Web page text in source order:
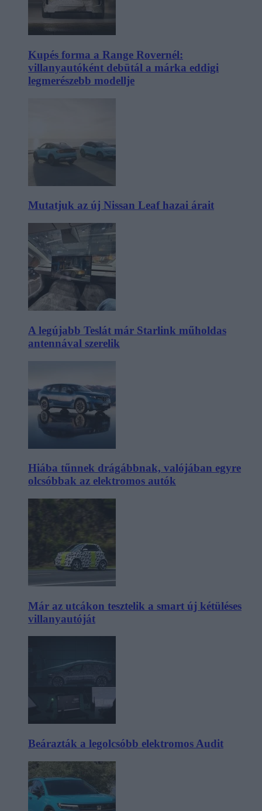
Kupés forma a Range Rovernél:
villanyautóként debütál a márka eddigi
legmerészebb modellje
Mutatjuk az új Nissan Leaf hazai árait
A legújabb Teslát már Starlink műholdas
antennával szerelik
Hiába tűnnek drágábbnak, valójában egyre
olcsóbbak az elektromos autók
Már az utcákon tesztelik a smart új kétüléses
villanyautóját
Beárazták a legolcsóbb elektromos Audit